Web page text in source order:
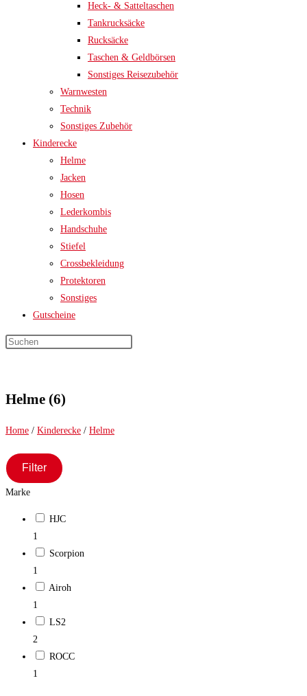
Heck- & Satteltaschen
Tankrucksäcke
Rucksäcke
Taschen & Geldbörsen
Sonstiges Reisezubehör
Warnwesten
Technik
Sonstiges Zubehör
Kinderecke
Helme
Jacken
Hosen
Lederkombis
Handschuhe
Stiefel
Crossbekleidung
Protektoren
Sonstiges
Gutscheine
Helme (6)
Home / Kinderecke / Helme
Filter
Marke
HJC
1
Scorpion
1
Airoh
1
LS2
2
ROCC
1